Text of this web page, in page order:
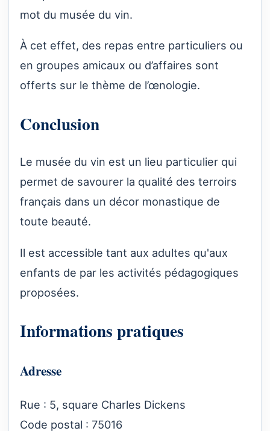
mot du musée du vin.
À cet effet, des repas entre particuliers ou
en groupes amicaux ou d’affaires sont
offerts sur le thème de l’œnologie.
Conclusion
Le musée du vin est un lieu particulier qui
permet de savourer la qualité des terroirs
français dans un décor monastique de
toute beauté.
Il est accessible tant aux adultes qu'aux
enfants de par les activités pédagogiques
proposées.
Informations pratiques
Adresse
Rue : 5, square Charles Dickens
Code postal : 75016